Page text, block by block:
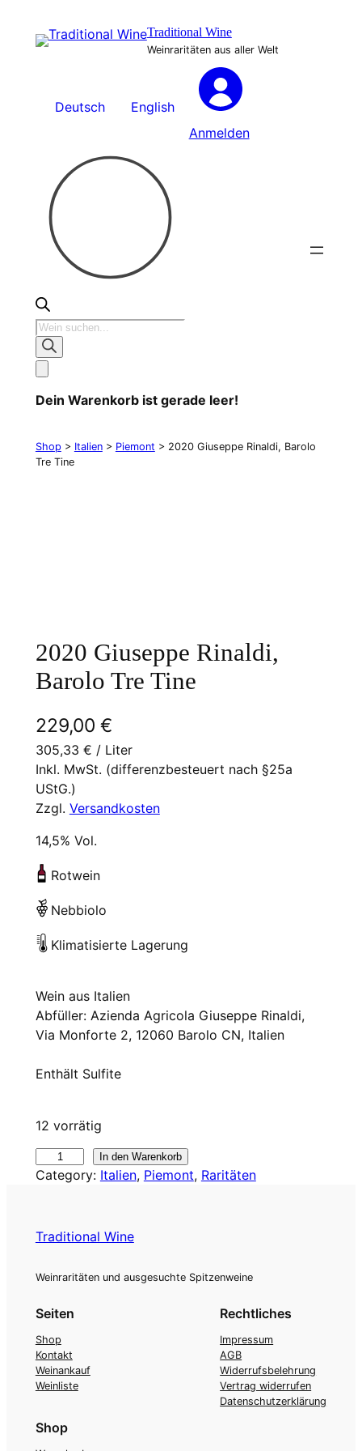
Inhalt
Traditional Wine
Weinraritäten aus aller Welt
Deutsch
English
Anmelden
Products
search
Dein Warenkorb ist gerade leer!
Shop> Italien> Piemont > 2020 Giuseppe Rinaldi, Barolo
Tre Tine
2020 Giuseppe Rinaldi,
Barolo Tre Tine
229,00 €
305,33 € / Liter
Inkl. MwSt. (differenzbesteuert nach §25a
UStG.)
Zzgl. Versandkosten
14,5% Vol.
Rotwein
Nebbiolo
Klimatisierte Lagerung
Wein aus Italien
Abfüller: Azienda Agricola Giuseppe Rinaldi,
Via Monforte 2, 12060 Barolo CN, Italien
Enthält Sulfite
12 vorrätig
0
G
u
e
p
p
e
R
n
In den Warenkorb
Category: Italien, Piemont, Raritäten
Traditional Wine
Weinraritäten und ausgesuchte Spitzenweine
Seiten
Shop
Kontakt
Weinankauf
Weinliste
Rechtliches
Impressum
AGB
Widerrufsbelehrung
Vertrag widerrufen
Datenschutzerklärung
Shop